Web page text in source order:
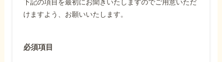
下記の項目を最初にお聞きいたしますのでご用意いただ
けますよう、お願いいたします。
必須項目